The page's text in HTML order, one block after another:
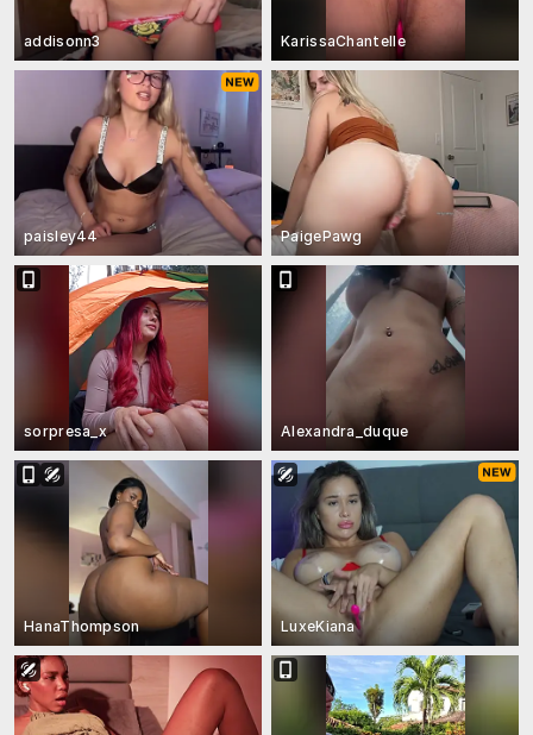
addisonn3 KarissaChantelle
paisley44 PaigePawg
sorpresa_x Alexandra_duque
HanaThompson LuxeKiana